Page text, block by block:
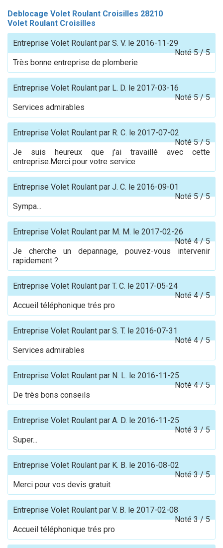
Deblocage Volet Roulant Croisilles 28210
Volet Roulant Croisilles
Entreprise Volet Roulant par S. V. le 2016-11-29
Noté5/5
Très bonne entreprise de plomberie
Entreprise Volet Roulant par L. D. le 2017-03-16
Noté5/5
Services admirables
Entreprise Volet Roulant par R. C. le 2017-07-02
Noté5/5
Je suis heureux que j'ai travaillé avec cette
entreprise.Merci pour votre service
Entreprise Volet Roulant par J. C. le 2016-09-01
Noté5/5
Sympa...
Entreprise Volet Roulant par M. M. le 2017-02-26
Noté4/5
Je cherche un depannage, pouvez-vous intervenir
rapidement ?
Entreprise Volet Roulant par T. C. le 2017-05-24
Noté4/5
Accueil téléphonique trés pro
Entreprise Volet Roulant par S. T. le 2016-07-31
Noté4/5
Services admirables
Entreprise Volet Roulant par N. L. le 2016-11-25
Noté4/5
De très bons conseils
Entreprise Volet Roulant par A. D. le 2016-11-25
Noté3/5
Super...
Entreprise Volet Roulant par K. B. le 2016-08-02
Noté3/5
Merci pour vos devis gratuit
Entreprise Volet Roulant par V. B. le 2017-02-08
Noté3/5
Accueil téléphonique trés pro